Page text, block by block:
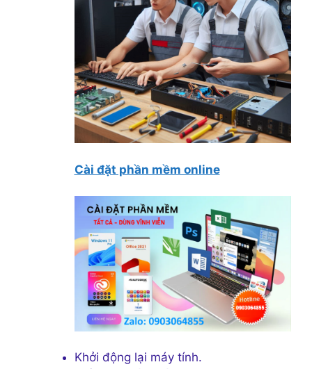
Cài đặt phần mềm online
Khởi động lại máy tính.